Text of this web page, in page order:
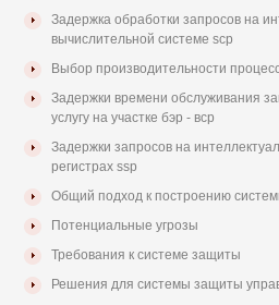
Задержка обработки запросов на
вычислительной системе scp
Выбор производительности
Задержки времени обслуживания
услугу на участке бэр - вср
Задержки запросов на
регистрах ssp
Общий подход к построению
Потенциальные угрозы
Требования к системе защиты
Решения для системы защиты